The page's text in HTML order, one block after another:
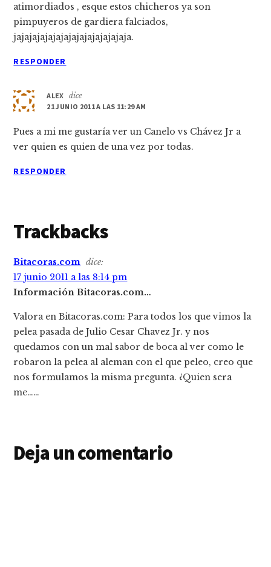
atimordiados , esque estos chicheros ya son
pimpuyeros de gardiera falciados,
jajajajajajajajajajajajajajaja.
RESPONDER
ALEX dice
21 JUNIO 2011 A LAS 11:29 AM
Pues a mi me gustaría ver un Canelo vs Chávez Jr a
ver quien es quien de una vez por todas.
RESPONDER
Trackbacks
Bitacoras.com dice:
17 junio 2011 a las 8:14 pm
Información Bitacoras.com…
Valora en Bitacoras.com: Para todos los que vimos la
pelea pasada de Julio Cesar Chavez Jr. y nos
quedamos con un mal sabor de boca al ver como le
robaron la pelea al aleman con el que peleo, creo que
nos formulamos la misma pregunta. ¿Quien sera
me……
Deja un comentario